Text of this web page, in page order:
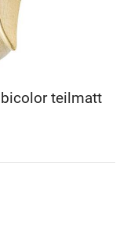
teilmatt